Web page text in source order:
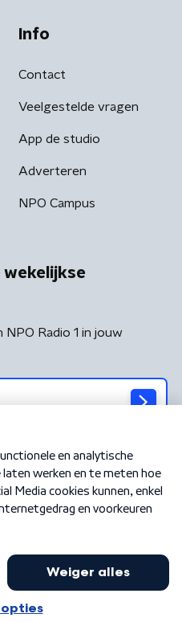
Info
Contact
Veelgestelde vragen
App de studio
Adverteren
NPO Campus
wekelijkse
Radio 1 in jouw